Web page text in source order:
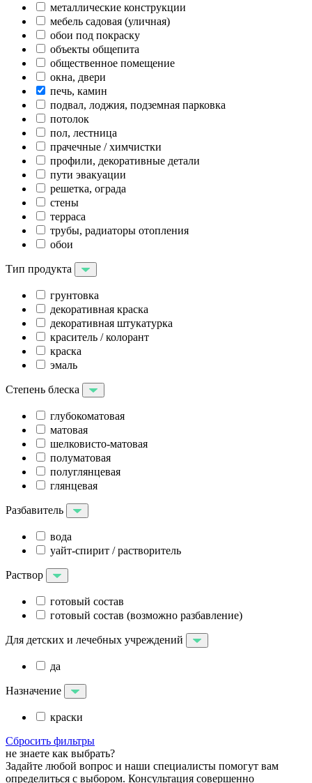
металлические конструкции
мебель садовая (уличная)
обои под покраску
объекты общепита
общественное помещение
окна, двери
печь, камин
подвал, лоджия, подземная парковка
потолок
пол, лестница
прачечные / химчистки
профили, декоративные детали
пути эвакуации
решетка, ограда
стены
терраса
трубы, радиаторы отопления
обои
Тип продукта
грунтовка
декоративная краска
декоративная штукатурка
краситель / колорант
краска
эмаль
Степень блеска
глубокоматовая
матовая
шелковисто-матовая
полуматовая
полуглянцевая
глянцевая
Разбавитель
вода
уайт-спирит / растворитель
Раствор
готовый состав
готовый состав (возможно разбавление)
Для детских и лечебных учреждений
да
Назначение
краски
Сбросить фильтры
не знаете как выбрать?
Задайте любой вопрос и наши специалисты помогут вам
определиться с выбором. Консультация совершенно